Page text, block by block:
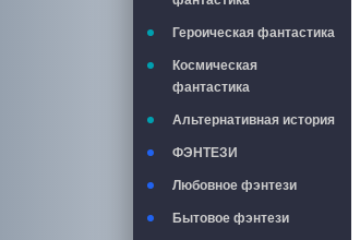
Героическая фантастика
Космическая
фантастика
Альтернативная история
ФЭНТЕЗИ
Любовное фэнтези
Бытовое фэнтези